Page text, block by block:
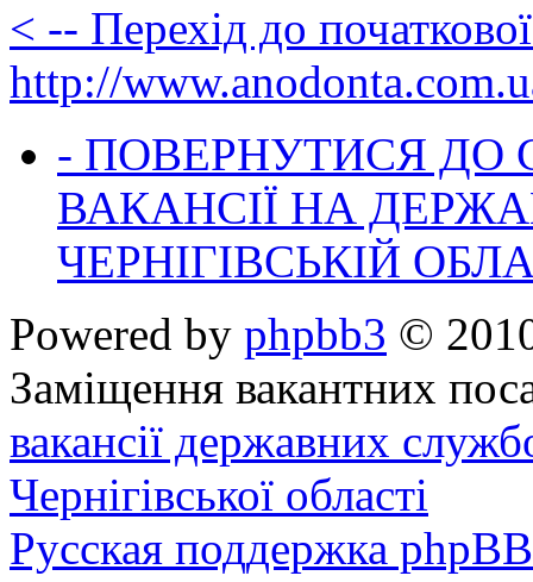
< -- Перехід до
http://
- ПОВЕРНУТИСЯ ДО
ВАКАНСІЇ НА
ЧЕРНІГІВСЬКІЙ
Powered by phpbb3 ©
Заміщення вакантних
вакансії державних
Чернігівської області
Русская поддержка phpBB